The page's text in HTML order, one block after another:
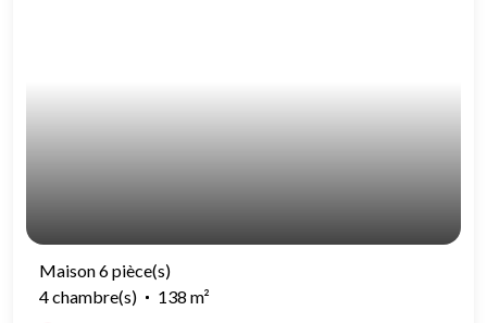
Maison 6 pièce(s)
4 chambre(s)
138 m²